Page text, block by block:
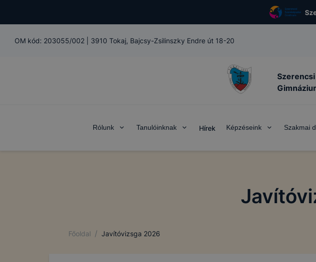
OM kód: 203055/002 3910 Tokaj, Bajcsy-Zsilinszky Endre út 18-20
Rólunk Tanulóinknak Hírek Képzéseink Szakmai
Főoldal / Javítóvizsga 2026